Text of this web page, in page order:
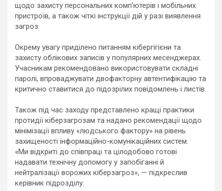
щодо захисту персональних комп’ютерів і мобільних
пристроїв, а також чіткі інструкції дій у разі виявлення
загроз.
Окрему увагу приділено питанням кібергігієни та
захисту облікових записів у популярних месенджерах.
Учасникам рекомендовано використовувати складні
паролі, впроваджувати двофакторну автентифікацію та
критично ставитися до підозрілих повідомлень і листів.
Також під час заходу представлено кращі практики
протидії кіберзагрозам та надано рекомендації щодо
мінімізації впливу «людського фактору» на рівень
захищеності інформаційно-комунікаційних систем.
«Ми відкриті до співпраці та цілодобово готові
надавати технічну допомогу у запобіганні й
нейтралізації ворожих кіберзагроз», — підкреслив
керівник підрозділу.